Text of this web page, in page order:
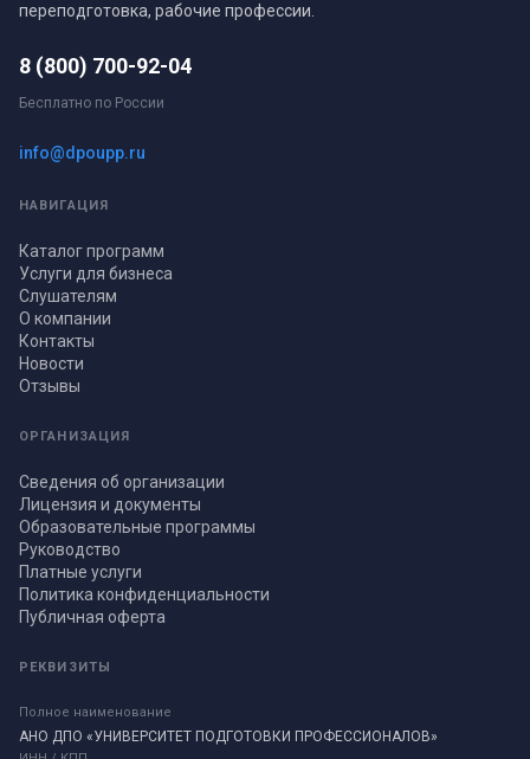
переподготовка, рабочие профессии.
8 (800) 700-92-04
Бесплатно по России
info@dpoupp.ru
НАВИГАЦИЯ
Каталог программ
Услуги для бизнеса
Слушателям
О компании
Контакты
Новости
Отзывы
ОРГАНИЗАЦИЯ
Сведения об организации
Лицензия и документы
Образовательные программы
Руководство
Платные услуги
Политика конфиденциальности
Публичная оферта
РЕКВИЗИТЫ
Полное наименование
АНО ДПО «УНИВЕРСИТЕТ ПОДГОТОВКИ ПРОФЕССИОНАЛОВ»